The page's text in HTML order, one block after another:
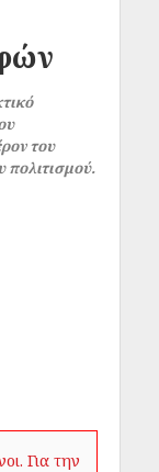
του
πολιτισμού.
Για την